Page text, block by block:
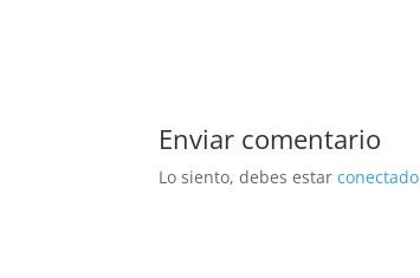
Enviar comentario
Lo siento, debes estarconectado